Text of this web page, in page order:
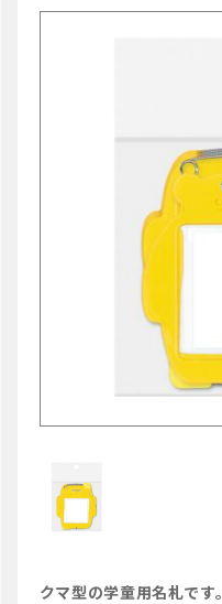
クマ型の学童用名札です。